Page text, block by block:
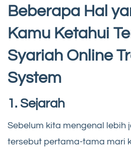
Beberapa Hal
Kamu Ketahui
Syariah Online
System
1. Sejarah
Sebelum kita mengenal lebih
tersebut pertama-tama mari